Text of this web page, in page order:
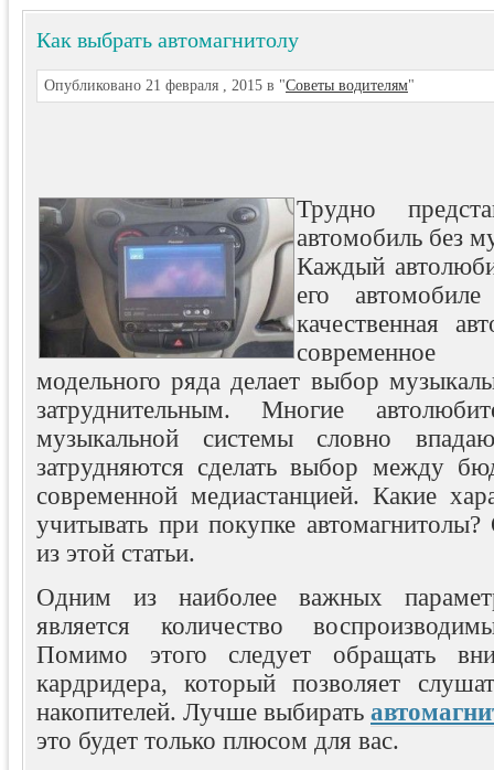
Как выбрать автомагнитолу
Опубликовано 21 февраля , 2015 в "Советы водителям"
Трудно
автомобиль без
Каждый
его
качественная
модельного ряда делает выбор
затруднительным. Многие
музыкальной системы словно
затрудняются сделать выбор между
современной медиастанцией. Какие
учитывать при покупке
из этой статьи.
Одним из наиболее важных
является количество
Помимо этого следует обращать
кардридера, который позволяет
накопителей. Лучше выбирать
это будет только плюсом для вас.